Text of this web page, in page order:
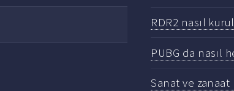
RDR2 nasıl
PUBG da nasıl
Sanat ve zanaat